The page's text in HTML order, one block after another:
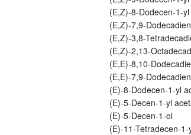
(E,Z)-8-Dodecen-1-
(E,Z)-7,9-
(E,Z)-3,8-
(E,Z)-2,13-
(E,E)-8,10-
(E,E)-7,9-
(E)-8-Dodecen-1-yl
(E)-5-Decen-1-yl
(E)-5-Decen-1-ol
(E)-11-Tetradecen-